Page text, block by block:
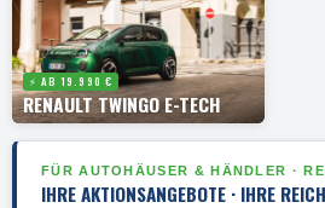
⚡ AB 19.990 €
RENAULT TWINGO E-TECH
FÜR AUTOHÄUSER & HÄNDLER ·
IHRE AKTIONSANGEBOTE · IHRE